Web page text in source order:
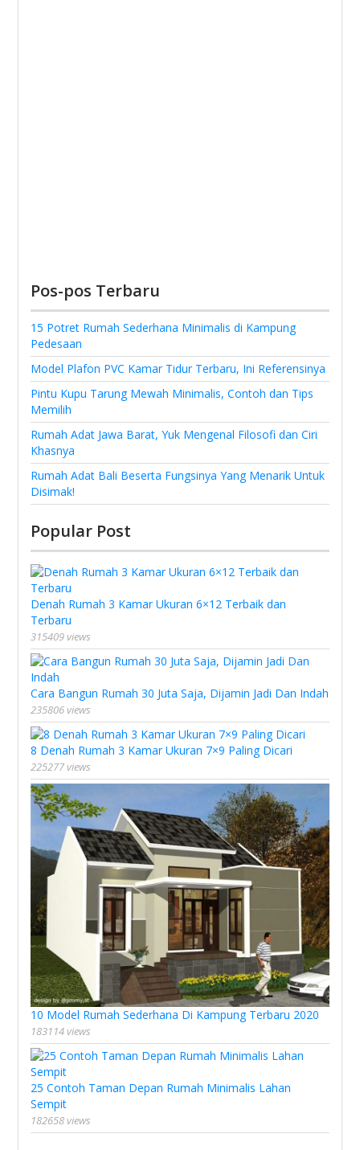
Pos-pos Terbaru
15 Potret Rumah Sederhana Minimalis di Kampung
Pedesaan
Model Plafon PVC Kamar Tidur Terbaru, Ini Referensinya
Pintu Kupu Tarung Mewah Minimalis, Contoh dan Tips
Memilih
Rumah Adat Jawa Barat, Yuk Mengenal Filosofi dan Ciri
Khasnya
Rumah Adat Bali Beserta Fungsinya Yang Menarik Untuk
Disimak!
Popular Post
Denah Rumah 3 Kamar Ukuran 6×12 Terbaik dan
Terbaru
315409 views
Cara Bangun Rumah 30 Juta Saja, Dijamin Jadi Dan Indah
235806 views
8 Denah Rumah 3 Kamar Ukuran 7×9 Paling Dicari
225277 views
10 Model Rumah Sederhana Di Kampung Terbaru 2020
183114 views
25 Contoh Taman Depan Rumah Minimalis Lahan
Sempit
182658 views